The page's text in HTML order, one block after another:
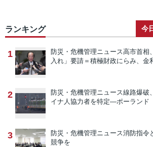
ランキング 今
1 防災・危機管理ニュース高市首相
入れ」要請＝積極財政にらみ、金
2 防災・危機管理ニュース線路爆破
イナ人協力者を特定―ポーランド
3 防災・危機管理ニュース消防指令
競争を